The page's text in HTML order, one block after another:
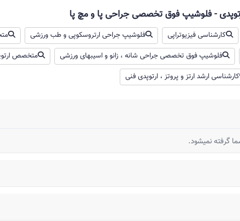
تو کف پای چپش بود کم کم بچه که رشد کرداونم رشد
پاس اومده بیرون ولی هیچ دردی احساس نمیکنه پاس حس داره
بشه و‌خارج بشه و برای ازمایشگاه ارسال بشه
آن
- فلوشیپ فوق تخصصی جراحی پا و مچ پا
کارشناسی فیزیوتراپی فلوشیپ جراحی ارتروسکوپی و طب ورزشی
فلوشیپ فوق تخصصی جراحی شانه ، زانو و اسیبهای ورزشی
متخصص
کارشناسی ارشد ارتز و پروتز ، ارتوپدی فنی